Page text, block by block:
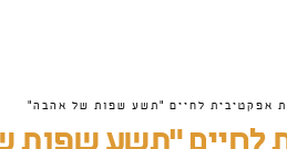
אפקטיבית לחיים "תשע שפות של אהבה"